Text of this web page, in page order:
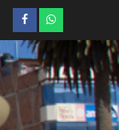
Facebookwhatsapp